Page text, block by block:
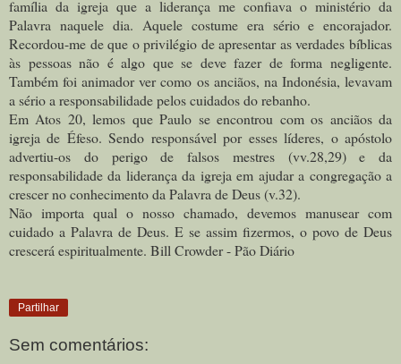
família da igreja que a liderança me confiava o ministério da
Palavra naquele dia. Aquele costume era sério e encorajador.
Recordou-me de que o privilégio de apresentar as verdades bíblicas
às pessoas não é algo que se deve fazer de forma negligente.
Também foi animador ver como os anciãos, na Indonésia, levavam
a sério a responsabilidade pelos cuidados do rebanho.
Em Atos 20, lemos que Paulo se encontrou com os anciãos da
igreja de Éfeso. Sendo responsável por esses líderes, o apóstolo
advertiu-os do perigo de falsos mestres (vv.28,29) e da
responsabilidade da liderança da igreja em ajudar a congregação a
crescer no conhecimento da Palavra de Deus (v.32).
Não importa qual o nosso chamado, devemos manusear com
cuidado a Palavra de Deus. E se assim fizermos, o povo de Deus
crescerá espiritualmente. Bill Crowder - Pão Diário
Partilhar
Sem comentários: